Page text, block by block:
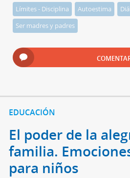
Límites - Disciplina Autoestima
Ser madres y padres
EDUCACIÓN
El poder de la
familia.
para niños